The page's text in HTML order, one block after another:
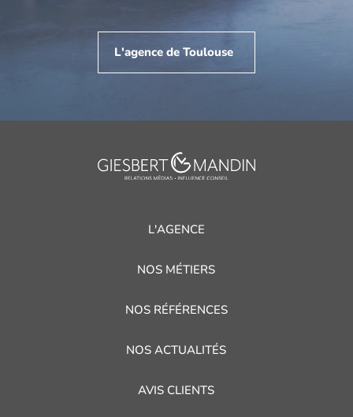
L'agence de Toulouse
L'AGENCE
NOS MÉTIERS
NOS RÉFÉRENCES
NOS ACTUALITÉS
AVIS CLIENTS